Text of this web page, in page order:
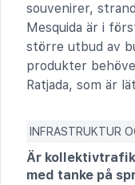
souvenirer,
Mesquida är i
större utbud av
produkter
Ratjada, som är
INFRASTRUKTUR
Är
med tanke på